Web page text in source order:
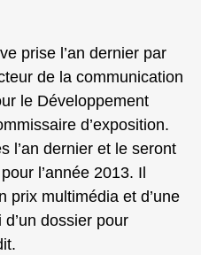
prise l’an dernier par
de la communication
le Développement
d’exposition.
l’an dernier et le seront
l’année 2013. Il
prix multimédia et d’une
dossier pour